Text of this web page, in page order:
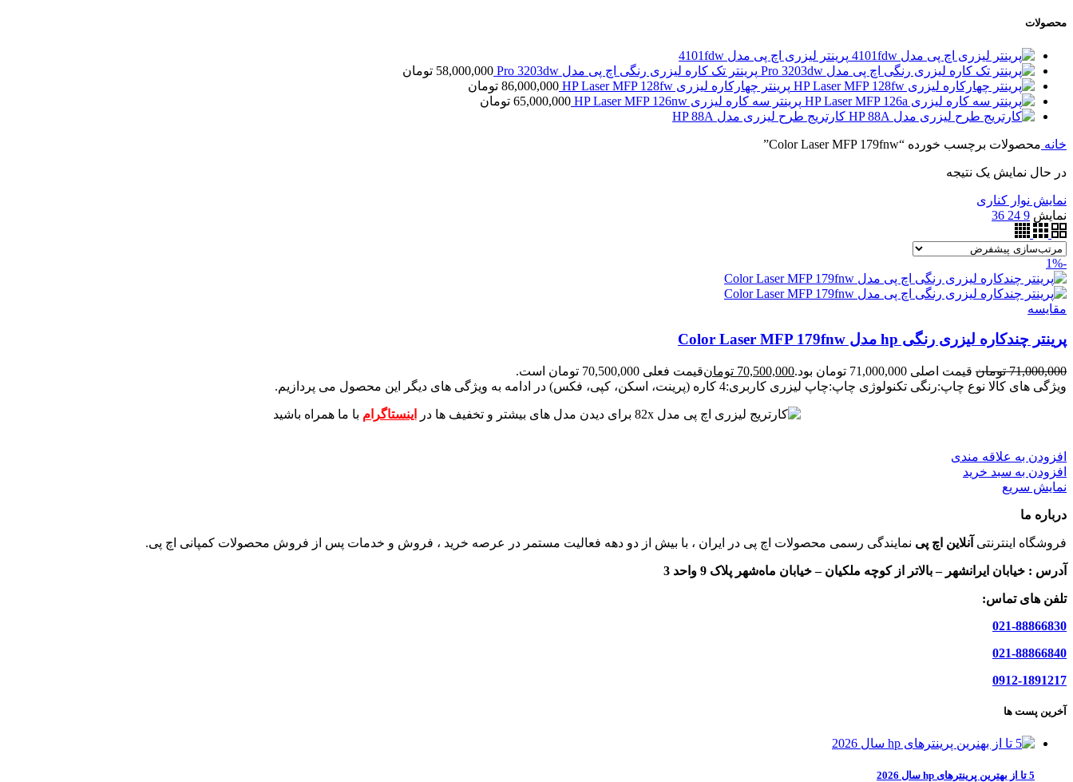
محصولات
پرینتر لیزری اچ پی مدل 4101fdw
پرینتر تک کاره لیزری رنگی اچ پی مدل Pro 3203dw
58,000,000 تومان
پرینتر چهارکاره لیزری HP Laser MFP 128fw
86,000,000 تومان
پرینتر سه کاره لیزری HP Laser MFP 126nw
65,000,000 تومان
کارتریج طرح لیزری مدل HP 88A
خانه محصولات برچسب خورده “Color Laser MFP 179fnw”
در حال نمایش یک نتیجه
نمایش نوار کناری
نمایش 9
24
36
-1%
مقايسه
پرینتر چندکاره لیزری رنگی hp مدل Color Laser MFP 179fnw
71,000,000 تومان قیمت اصلی 71,000,000 تومان بود. 70,500,000 تومانقیمت فعلی 70,500,000 تومان است.
ویژگی های کالا نوع چاپ:رنگی تکنولوژی چاپ:چاپ لیزری کاربری:4 کاره (پرینت، اسکن، کپی، فکس) در ادامه به ویژگی های دیگر این محصول می پردازیم.
برای دیدن مدل های بیشتر و تخفیف ها در اینستاگرام با ما همراه باشید
افزودن به علاقه مندی
افزودن به سبد خرید
نمایش سریع
درباره ما
فروشگاه اینترنتی آنلاین اچ پی نمایندگی رسمی محصولات اچ پی در ایران ، با بیش از دو دهه فعالیت مستمر در عرصه خرید ، فروش و خدمات پس از فروش محصولات کمپانی اچ پی.
آدرس : خیابان ایرانشهر – بالاتر از کوچه ملکیان – خیابان ماه‌شهر پلاک 9 واحد 3
تلفن های تماس:
021-88866830
021-88866840
0912-1891217
آخرین پست ها
5 تا از بهترین پرینترهای hp سال 2026